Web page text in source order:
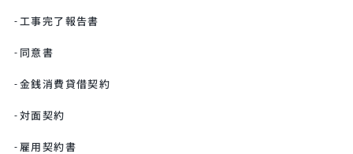
工事完了報告書
同意書
金銭消費貸借契約
対面契約
雇用契約書